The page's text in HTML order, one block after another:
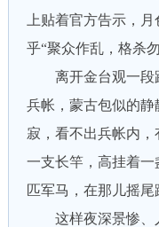
上贴着官方告示，
乎“聚众作乱，格杀
离开金台观一段
兵帐，蒙古包似的
寂，看不出兵帐内
一支长竿，高挂着
匹军马，在那儿摇尾
这样夜深景惨、